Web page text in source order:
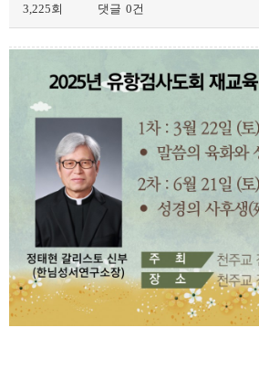
3,225회 댓글 0건